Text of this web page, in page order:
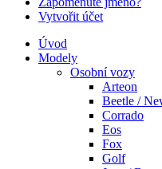
Vytvořit účet
Úvod
Modely
Osobní vozy
Arteon
Beetle /
Corrado
Eos
Fox
Golf